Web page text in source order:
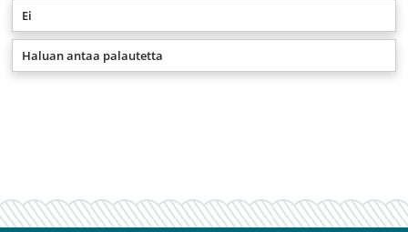
Ei
Haluan antaa palautetta